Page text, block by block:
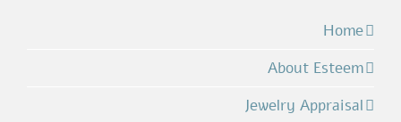
Home
About Esteem
Jewelry Appraisal